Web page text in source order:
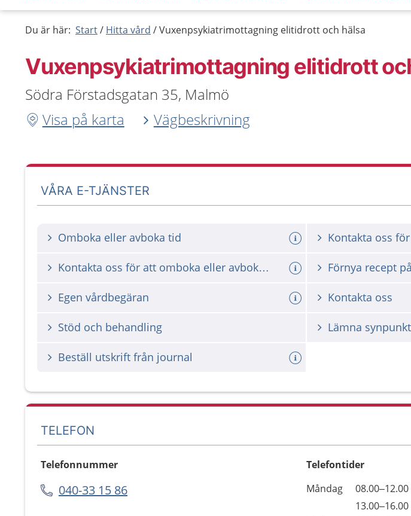
Du är här: Start Hitta vård Vuxenpsykiatrimottagning elitidrott och hälsa
Vuxenpsykiatrimottagning elitidrott
Södra Förstadsgatan 35, Malmö
Visa på karta
Vägbeskrivning
VÅRA E-TJÄNSTER
Omboka eller avboka tid Kontakta oss
Kontakta oss för att omboka eller avboka tid Förnya recept
Egen vårdbegäran Kontakta oss
Stöd och behandling Lämna
Beställ utskrift från journal
TELEFON
Telefonnummer
040-33 15 86
Telefontider
Dag
Öppettider
Kommentarer
Måndag
08.00–12.00
13.00–16.00